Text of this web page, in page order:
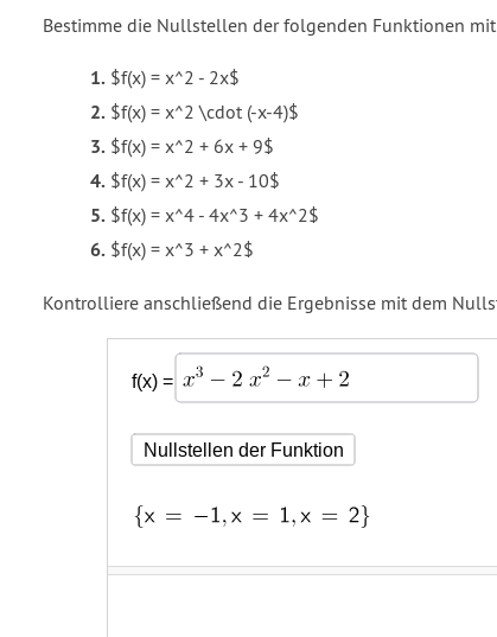
Bestimme die Nullstellen der folgenden Funktionen
$f(x) = x^2 - 2x$
$f(x) = x^2 \cdot (-x-4)$
$f(x) = x^2 + 6x + 9$
$f(x) = x^2 + 3x - 10$
$f(x) = x^4 - 4x^3 + 4x^2$
$f(x) = x^3 + x^2$
Kontrolliere anschließend die Ergebnisse mit dem
Fehlerbeschreibung *